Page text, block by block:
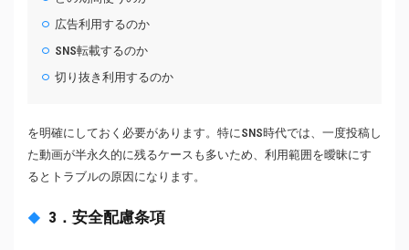
広告利用するのか
SNS転載するのか
切り抜き利用するのか
を明確にしておく必要があります。特にSNS時代では、一度投稿し
た動画が半永久的に残るケースも多いため、利用範囲を曖昧にす
るとトラブルの原因になります。
3．安全配慮条項